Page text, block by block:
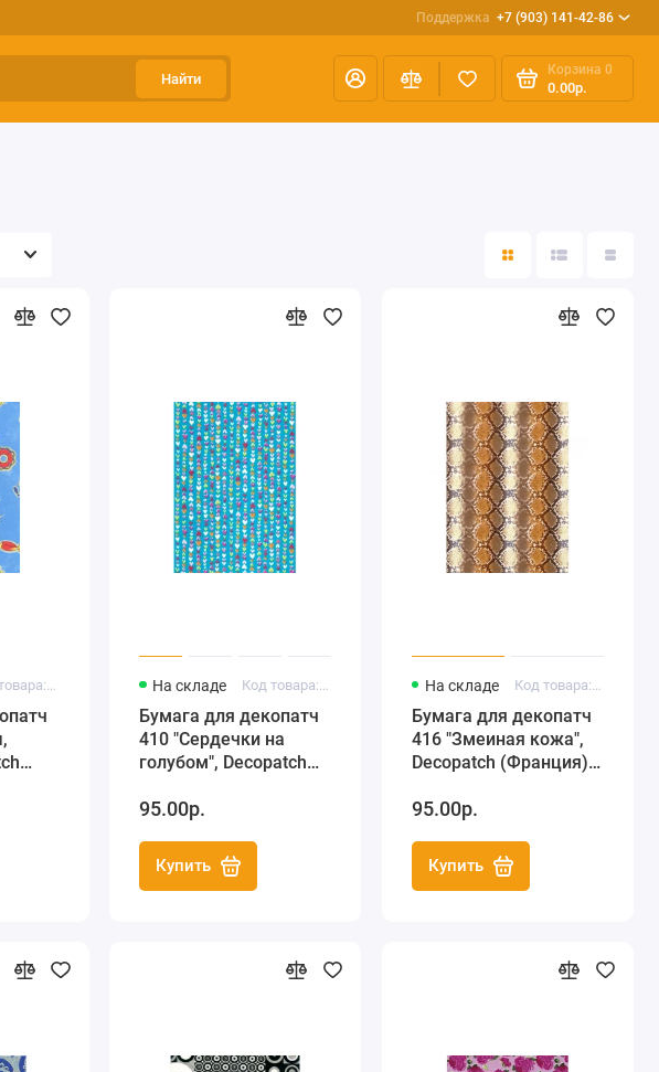
Поддержка +7 (903) 141-42-86
Найти
Корзина 0
0.00р.
Код товара: FDA379 На складе Код товара: FDA410
Бумага для декопатч
410 "Сердечки на
голубом", Decopatch
95.00р.
Купить
На складе Код товара: FDA416
Бумага для декопатч
416 "Змеиная кожа",
Decopatch (Франция),
95.00р.
Купить